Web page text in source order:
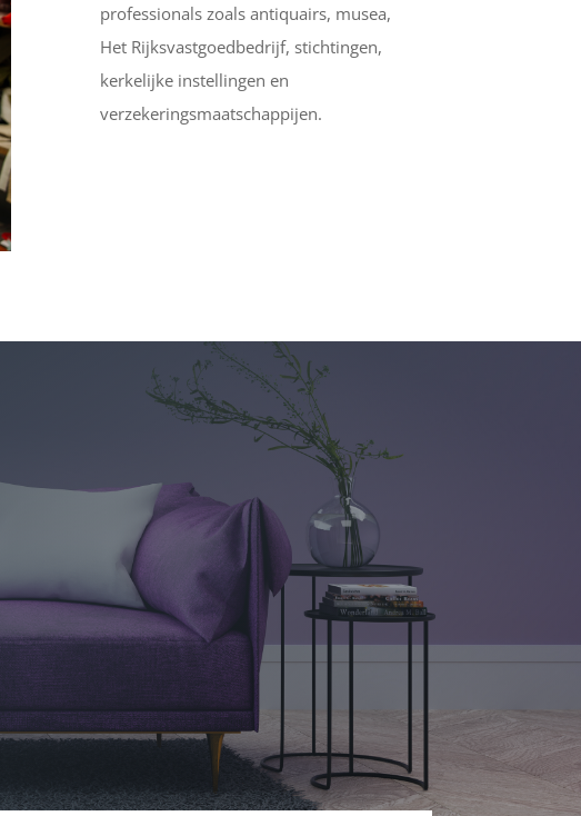
professionals zoals antiquairs, musea,
Het Rijksvastgoedbedrijf, stichtingen,
kerkelijke instellingen en
verzekeringsmaatschappijen.